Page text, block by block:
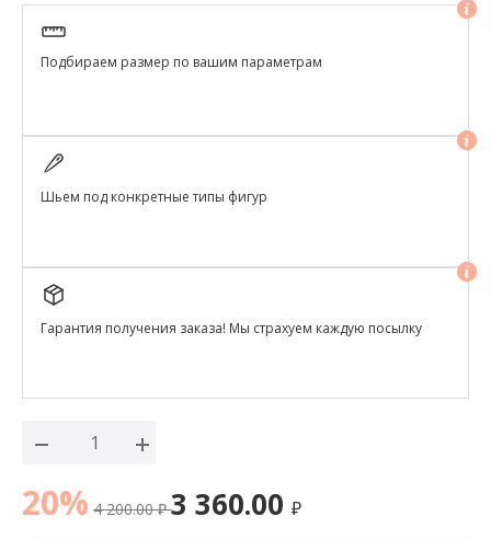
Подбираем размер по вашим параметрам
Шьем под конкретные типы фигур
Гарантия получения заказа! Мы страхуем каждую посылку
20% 4 200.00₽ 3 360.00 ₽